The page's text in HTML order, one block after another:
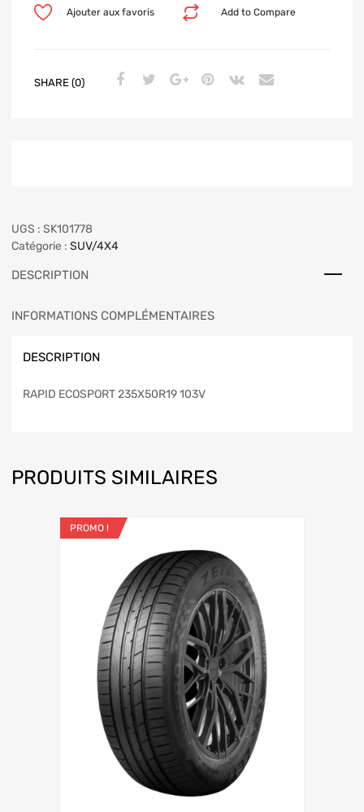
Add to Compare
Ajouter aux favoris
SHARE (0)
UGS : SK101778
Catégorie : SUV/4X4
DESCRIPTION
INFORMATIONS COMPLÉMENTAIRES
DESCRIPTION
RAPID ECOSPORT 235X50R19 103V
PRODUITS SIMILAIRES
PROMO !